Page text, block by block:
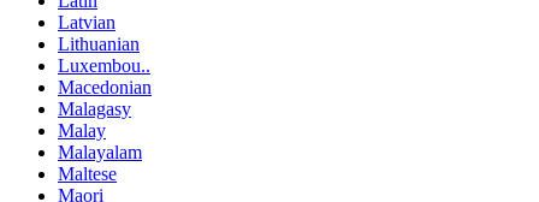
Latvian
Lithuanian
Luxembou..
Macedonian
Malagasy
Malay
Malayalam
Maltese
Maori